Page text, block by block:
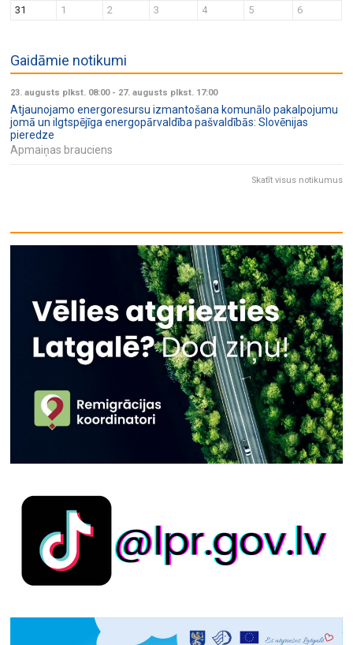
31
1 2 3 4 5 6
Gaidāmie notikumi
23. augusts plkst. 08:00- 27. augusts plkst. 17:00
Atjaunojamo energoresursu izmantošana komunālo pakalpojumu
jomā un ilgtspējīga energopārvaldība pašvaldībās: Slovēnijas
pieredze
Apmaiņas brauciens
Skatīt visus notikumus